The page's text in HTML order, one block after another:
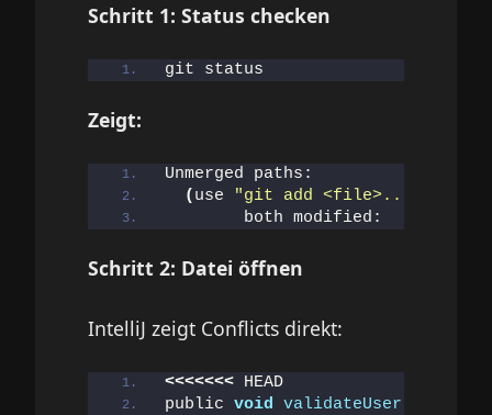
Schritt 1: Status checken
git status
Zeigt:
Unmerged paths:
( use "git add <file>..."
both modified:   src/
Schritt 2: Datei öffnen
IntelliJ zeigt Conflicts direkt:
<<<<<<< HEAD
public void validateUser